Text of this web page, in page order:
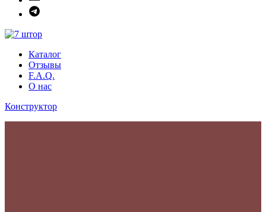
Каталог
Отзывы
F.A.Q.
О нас
Конструктор